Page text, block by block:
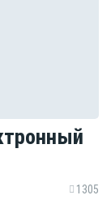
1305